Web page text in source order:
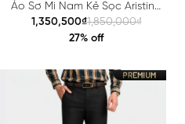
Áo Sơ Mi Nam Kẻ Sọc Aristino
Business Cotton 1LS0410Z
1,350,500₫1,850,000₫
27% off